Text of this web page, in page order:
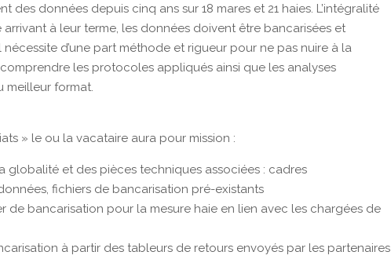
des données depuis cinq ans sur 18 mares et 21 haies. L’intégralité
à leur terme, les données doivent être bancarisées et
d’une part méthode et rigueur pour ne pas nuire à la
les protocoles appliqués ainsi que les analyses
meilleur format.
» le ou la vacataire aura pour mission :
globalité et des pièces techniques associées : cadres
fichiers de bancarisation pré-existants
de bancarisation pour la mesure haie en lien avec les chargées de
à partir des tableurs de retours envoyés par les partenaires